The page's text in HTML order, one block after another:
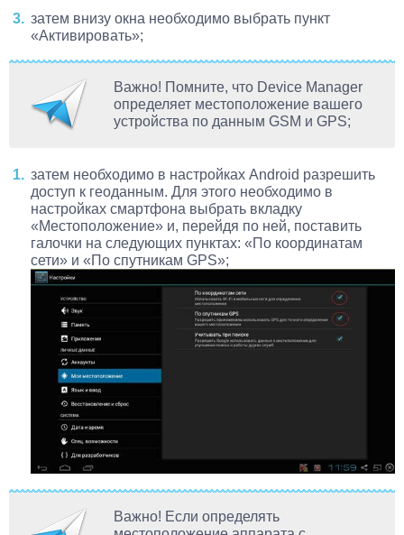
затем внизу окна необходимо выбрать пункт
«Активировать»;
Важно! Помните, что Device Manager
определяет местоположение вашего
устройства по данным GSM и GPS;
затем необходимо в настройках Android разрешить
доступ к геоданным. Для этого необходимо в
настройках смартфона выбрать вкладку
«Местоположение» и, перейдя по ней, поставить
галочки на следующих пунктах: «По координатам
сети» и «По спутникам GPS»;
Важно! Если определять